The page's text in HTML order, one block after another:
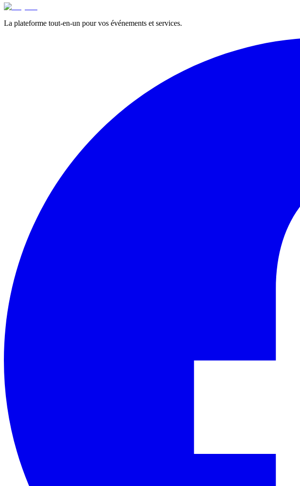
La plateforme tout-en-un pour vos événements et services.